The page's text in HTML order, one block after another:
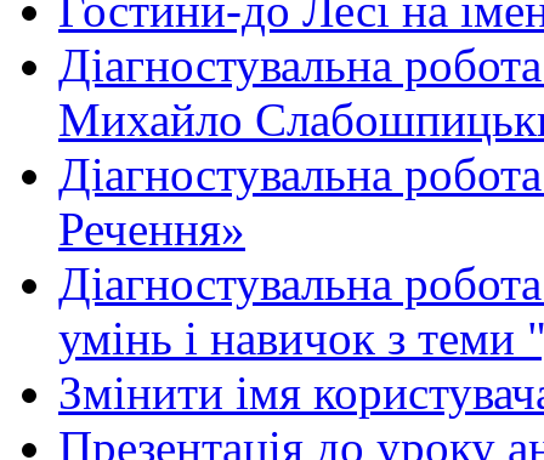
Гостини-до Лесі на
Діагностувальна
Михайло
Діагностувальна
Речення»
Діагностувальна
умінь і навичок з теми
Змінити імя
Презентація до уроку